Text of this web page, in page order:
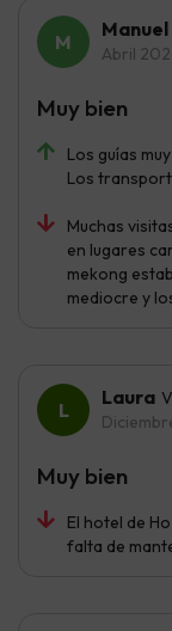
Manuel
Abril
Los guías
Los
Muchas
en lugares
mekong
mediocre y
Muy bien
Laura
El hotel de
falta de
Muy bien